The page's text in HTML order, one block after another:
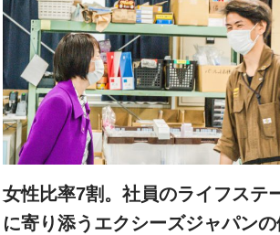
女性比率7割。社員のライフステ
に寄り添うエクシーズジャパンの